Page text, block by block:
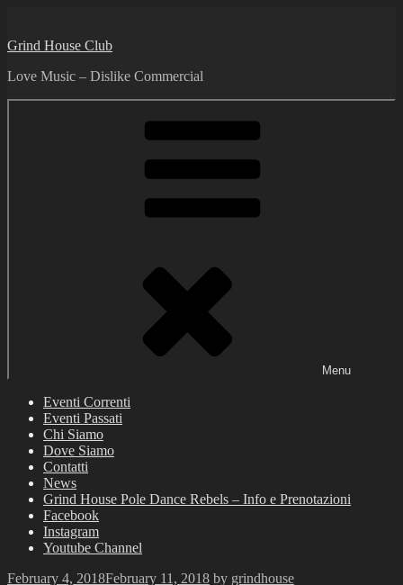
content
Grind House Club
Love Music – Dislike Commercial
Menu
Eventi Correnti
Eventi Passati
Chi Siamo
Dove Siamo
Contatti
News
Grind House Pole Dance Rebels – Info e Prenotazioni
Facebook
Instagram
Youtube Channel
Posted
February 4, 2018February 11, 2018 by grindhouse